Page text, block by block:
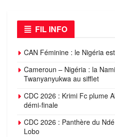
FIL INFO
CAN Féminine : le Nigéria
Cameroun – Nigéria : la
Twanyanyukwa au sifflet
CDC 2026 : Krimi Fc plume
démi-finale
CDC 2026 : Panthère du
Lobo